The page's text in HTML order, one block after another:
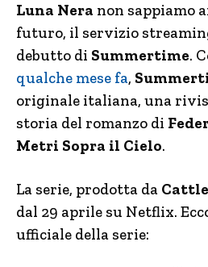
Luna Nera non sappiamo
futuro, il servizio
debutto di Summertime.
qualche mese fa,
originale italiana, una
storia del romanzo di
Metri Sopra il Cielo.
La serie, prodotta da
dal 29 aprile su Netflix.
ufficiale della serie: